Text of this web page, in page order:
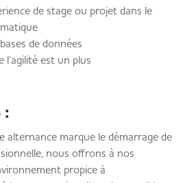
de stage ou projet dans le
de données
l’agilité est un plus
:
alternance marque le démarrage de
nous offrons à nos
propice à